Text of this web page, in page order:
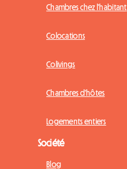
Chambres chez l'habitant
Colocations
Colivings
Chambres d'hôtes
Logements entiers
Société
Blog